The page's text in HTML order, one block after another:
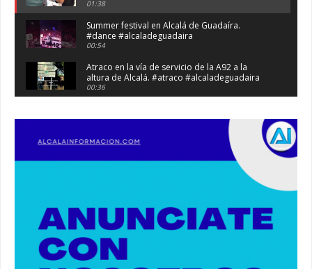
01:38
Summer festival en Alcalá de Guadaíra.
#dance #alcaladeguadaira
00:54
Atraco en la vía de servicio de la A92 a la
altura de Alcalá. #atraco #alcaladeguadaira
00:36
Alcalá. #policia #narcos
Primeras 191 viviendas VPO en Alcalá de
Guadaíra. #alcaladeguadaira #vivienda #vpo
Premio de Medio Ambiente para el CEIP San
Mateo. #alcaladeguadaira #premios #colegio
03:01